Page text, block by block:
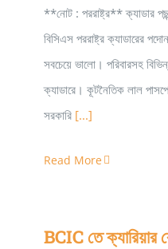
**নোট : পররাষ্ট্র** ক্যাডার
বিসিএস পররাষ্ট্র ক্যাডারের
সবচেয়ে ভালো। পরিবারসহ
ক্যাডারে। কূটনৈতিক লাল
সরকারি [...]
Read More
BCIC তে ক্যারিয়ার